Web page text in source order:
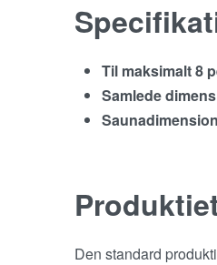
Til maksimalt 8
Samlede
Den standard